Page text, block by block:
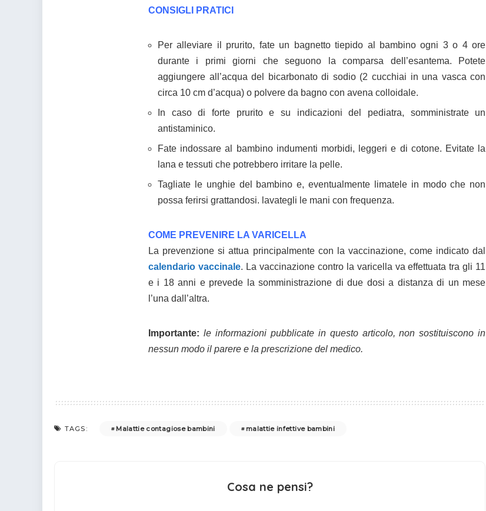
CONSIGLI PRATICI
Per alleviare il prurito, fate un bagnetto tiepido al bambino ogni 3 o 4 ore
durante i primi giorni che seguono la comparsa dell’esantema. Potete
aggiungere all’acqua del bicarbonato di sodio (2 cucchiai in una vasca con
circa 10 cm d’acqua) o polvere da bagno con avena colloidale.
In caso di forte prurito e su indicazioni del pediatra, somministrate un
antistaminico.
Fate indossare al bambino indumenti morbidi, leggeri e di cotone. Evitate la
lana e tessuti che potrebbero irritare la pelle.
Tagliate le unghie del bambino e, eventualmente limatele in modo che non
possa ferirsi grattandosi. lavategli le mani con frequenza.
COME PREVENIRE LA VARICELLA
La prevenzione si attua principalmente con la vaccinazione, come indicato dal
calendario vaccinale. La vaccinazione contro la varicella va effettuata tra gli 11
e i 18 anni e prevede la somministrazione di due dosi a distanza di un mese
l’una dall’altra.
Importante: le informazioni pubblicate in questo articolo, non sostituiscono in
nessun modo il parere e la prescrizione del medico.
TAGS: Malattie contagiose bambini malattie infettive bambini
Cosa ne pensi?